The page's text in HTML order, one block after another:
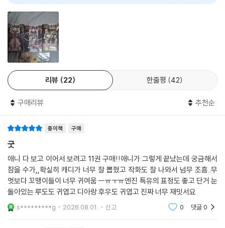
리뷰 22 한줄평 42
구매리뷰 추천순
종이책 구매
굿
애니 다 보고 이어서 보려고 11권 구매!!애니가 그렇게 끝났는데 궁금해서
참을 수가,,확실히 캐디가 너무 잘 뽑혔고 작화도 잘 나와서 넘무 조흠..무
엇보다 꼬맹이들이 너무 귀여움 ㅡㅠㅜㅠ엔진 특유의 표정도 좋고 단거 눈
돌아있는 루도도 귀엽고 디아랑 후우도 귀엽고 진짜 너무 재밋서요
s*********g 2026.08.01. 신고 0 댓글0